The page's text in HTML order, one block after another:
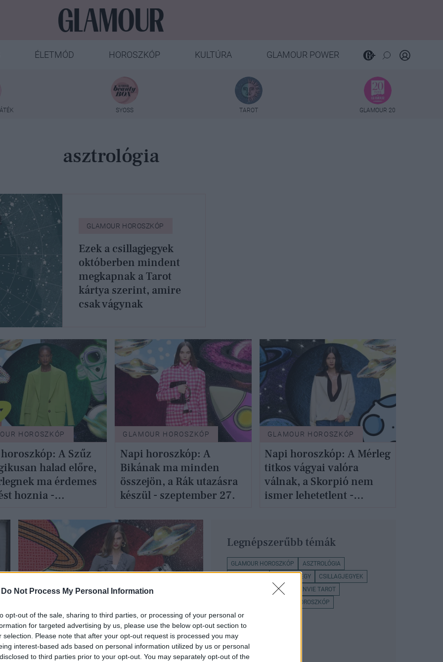
Do Not Process My Personal Information
opt-out of the sale, sharing to third parties, or processing of your personal or
for targeted advertising by us, please use the below opt-out section to
selection. Please note that after your opt-out request is processed you may
interest-based ads based on personal information utilized by us or personal
to third parties prior to your opt-out. You may separately opt-out of the
ÉLETMÓD HOROSZKÓP KULTÚRA GLAMOUR POWER
SYOSS TAROT GLAMOUR 20
asztrológia
GLAMOUR HOROSZKÓP
Ezek a csillagjegyek
októberben mindent
megkapnak a Tarot
kártya szerint, amire
csak vágynak
HOROSZKÓP
A Szűz
halad előre,
ma érdemes
hoznia -
GLAMOUR HOROSZKÓP
Napi horoszkóp: A
Bikának ma minden
összejön, a Rák utazásra
készül - szeptember 27.
GLAMOUR HOROSZKÓP
Napi horoszkóp: A Mérleg
titkos vágyai valóra
válnak, a Skorpió nem
ismer lehetetlent -
Legnépszerűbb témák
GLAMOUR HOROSZKÓP
ASZTROLÓGIA
CSILLAGJEGY
CSILLAGJEGYEK
NAPI HOROSZKÓP
SELENVIE TAROT
HETI HOROSZKÓP